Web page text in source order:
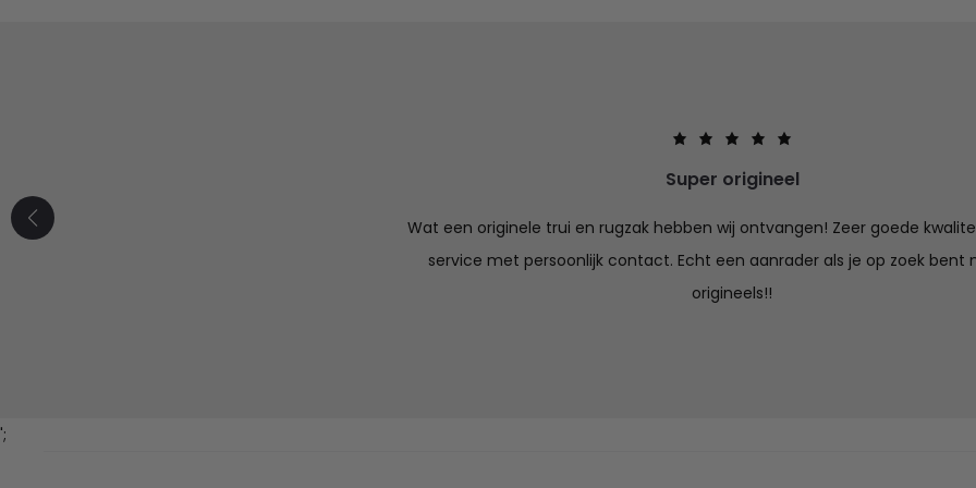
Super origineel
Wat een originele trui en rugzak hebben wij ontvangen! Zeer goede
service met persoonlijk contact. Echt een aanrader als je op zoek bent
origineels!!
';